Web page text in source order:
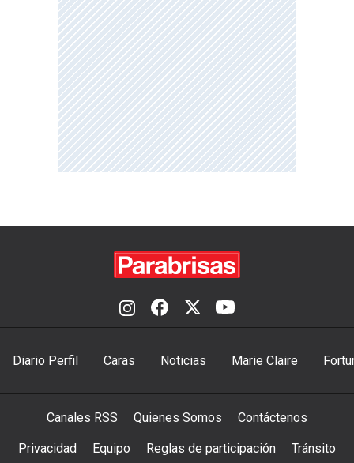
Diario Perfil Caras Noticias Marie Claire
Canales RSS Quienes Somos Contáctenos
Privacidad Equipo Reglas de participación Tránsito